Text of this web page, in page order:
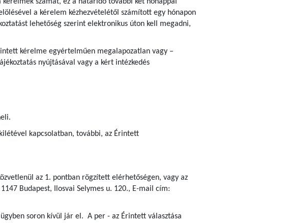
a kérelem kézhezvételétől számított egy hónapon
lehetőség szerint elektronikus úton kell megadni,
kérelme egyértelműen megalapozatlan vagy –
nyújtásával vagy a kért intézkedés
kapcsolatban, további, az Érintett
az 1. pontban rögzített elérhetőségen, vagy az
Budapest, Ilosvai Selymes u. 120., E-mail cím:
soron kívül jár el. A per - az Érintett választása